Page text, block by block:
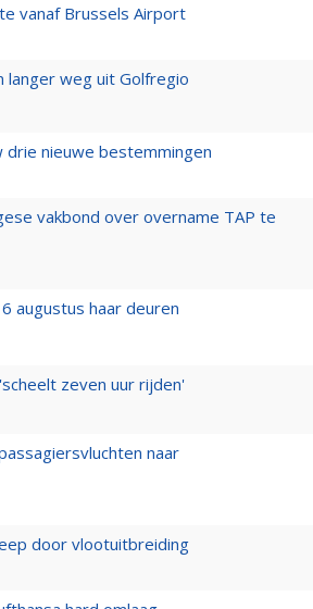
vanaf Brussels Airport
langer weg uit Golfregio
nieuwe bestemmingen
vakbond over overname TAP te
augustus haar deuren
zeven uur rijden'
naar
door vlootuitbreiding